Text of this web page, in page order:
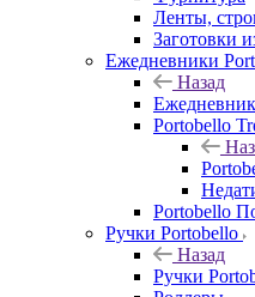
Ленты,
Заготовки
Ежедневники
Назад
Portobello
Portobello
Ручки Portobello
Назад
Ручки